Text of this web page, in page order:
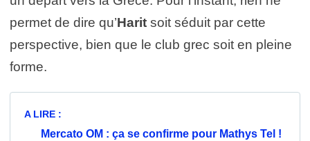
permet de dire qu’Harit soit séduit par cette
perspective, bien que le club grec soit en pleine
forme.
A LIRE :
Mercato OM : ça se confirme pour Mathys Tel !